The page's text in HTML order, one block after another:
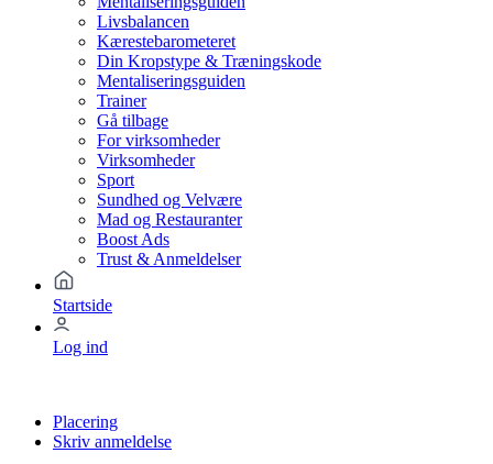
Livsbalancen
Kærestebarometeret
Din Kropstype & Træningskode
Mentaliseringsguiden
Trainer
Gå tilbage
For virksomheder
Virksomheder
Sport
Sundhed og Velvære
Mad og Restauranter
Boost Ads
Trust & Anmeldelser
Startside
Log ind
Placering
Skriv anmeldelse